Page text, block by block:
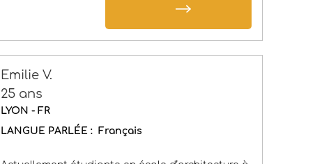
Emilie V.
25 ans
LYON - FR
LANGUE PARLÉE : Français